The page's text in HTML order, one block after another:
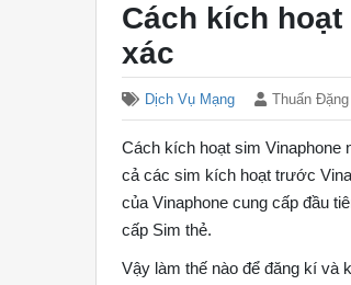
Cách kích
xác
Dịch Vụ Mạng Thuấn Đặng
Cách kích hoạt sim Vinaphone
cả các sim kích hoạt trước
của Vinaphone cung cấp đầu
cấp Sim thẻ.
Vậy làm thế nào để đăng kí và